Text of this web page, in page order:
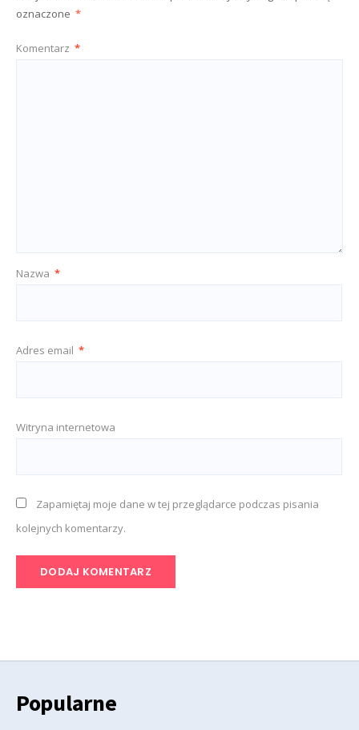
oznaczone *
Komentarz *
Nazwa *
Adres email *
Witryna internetowa
Zapamiętaj moje dane w tej przeglądarce podczas pisania
kolejnych komentarzy.
Popularne